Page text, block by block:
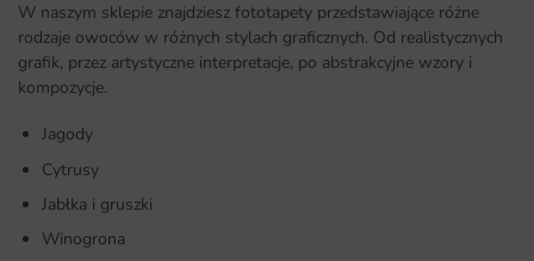
W naszym sklepie znajdziesz fototapety przedstawiające różne
rodzaje owoców w różnych stylach graficznych. Od realistycznych
grafik, przez artystyczne interpretacje, po abstrakcyjne wzory i
kompozycje.
Jagody
Cytrusy
Jabłka i gruszki
Winogrona